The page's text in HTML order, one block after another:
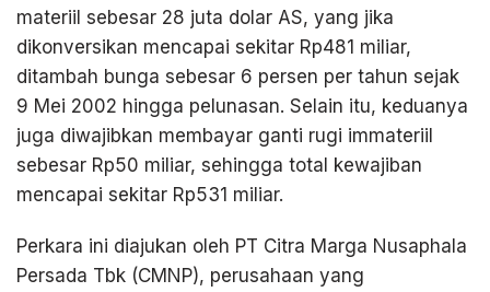
materiil sebesar 28 juta dolar AS, yang jika
dikonversikan mencapai sekitar Rp481 miliar,
ditambah bunga sebesar 6 persen per tahun sejak
9 Mei 2002 hingga pelunasan. Selain itu, keduanya
juga diwajibkan membayar ganti rugi immateriil
sebesar Rp50 miliar, sehingga total kewajiban
mencapai sekitar Rp531 miliar.
Perkara ini diajukan oleh PT Citra Marga Nusaphala
Persada Tbk (CMNP), perusahaan yang